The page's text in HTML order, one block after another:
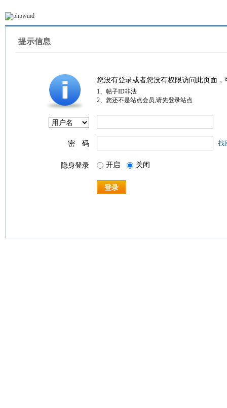
提示信息
您没有登录或者您没有权限访问此页面
1、帖子ID非法
2、您还不是站点会员,请先登录站点
密 码 找
隐身登录 开启 关闭
登录